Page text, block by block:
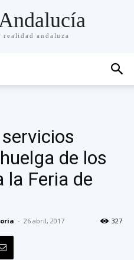
andaluza
de los
la Feria de
- 26 abril, 2017 327